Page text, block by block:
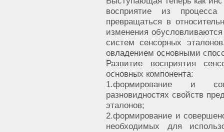
восприятие из
превращаться в
изменения
систем сенсорных
овладением основными
Развитие восприятия
основных компонента:
1.формирование и
разновидностях свойств
эталонов;
2.формирование и
необходимых для